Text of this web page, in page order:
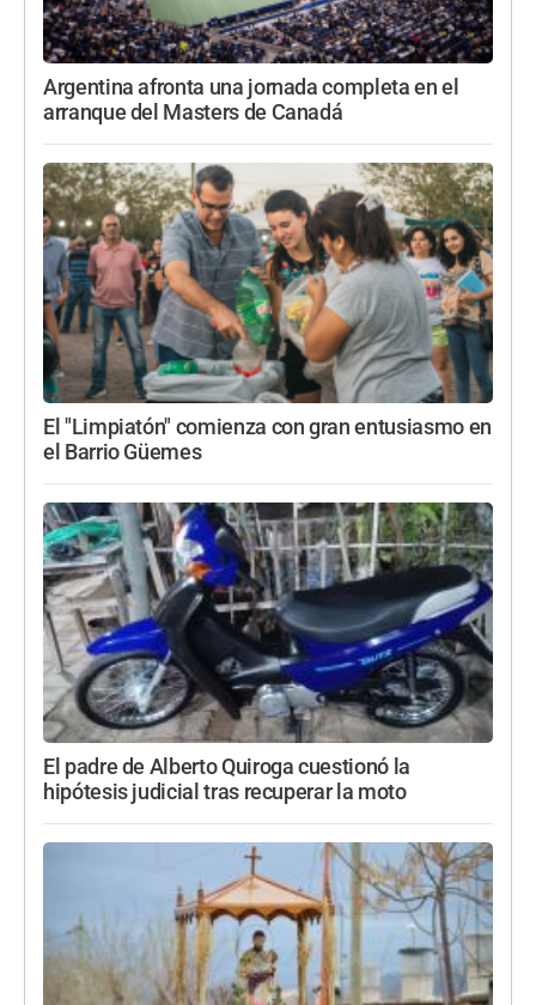
Argentina afronta una jornada completa en el
arranque del Masters de Canadá
El "Limpiatón" comienza con gran entusiasmo en
el Barrio Güemes
El padre de Alberto Quiroga cuestionó la
hipótesis judicial tras recuperar la moto